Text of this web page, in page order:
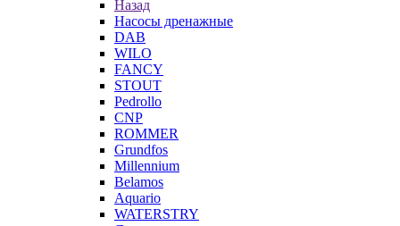
Назад
Насосы дренажные
DAB
WILO
FANCY
STOUT
Pedrollo
CNP
ROMMER
Grundfos
Millennium
Belamos
Aquario
WATERSTRY